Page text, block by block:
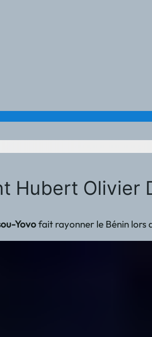
Olivier
Yovofait rayonner le Bénin lors